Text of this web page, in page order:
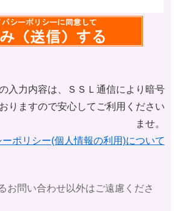
入力内容は、ＳＳＬ通信により暗号
りますので安心してご利用ください
ませ。
ポリシー(個人情報の利用)について
お問い合わせ以外はご遠慮くださ